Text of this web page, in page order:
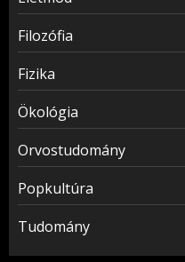
Filozófia
Fizika
Ökológia
Orvostudomány
Popkultúra
Tudomány